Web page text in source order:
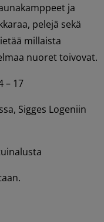
ja
pelejä sekä
millaista
nuoret toivovat.
– 17
Sigges Logeniin